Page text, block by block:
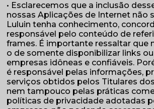
• Esclarecemos que a inclusão
nossas Aplicações de Internet não
Luluin tenha conhecimento,
responsável pelo conteúdo de
frames. É importante ressaltar que
o de somente disponibilizar links
empresas idôneas e confiáveis.
é responsável pelas informações,
serviços obtidos pelos Titulares
nem tampouco pelas práticas
políticas de privacidade adotadas